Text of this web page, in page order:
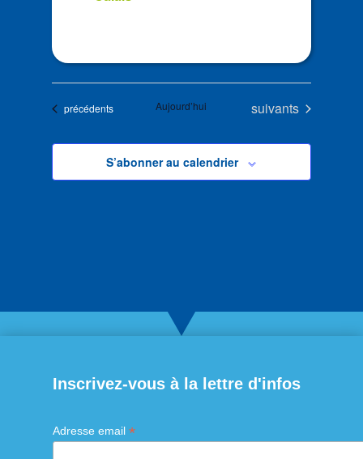
Évènements
précédents Aujourd’hui Évènements
suivants
S’abonner au calendrier
Inscrivez-vous à la lettre d'infos
Adresse email *